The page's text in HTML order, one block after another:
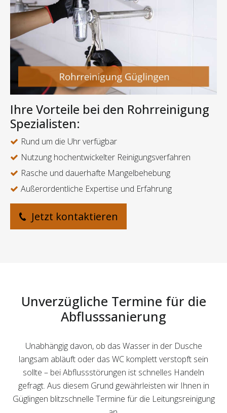
Ihre Vorteile bei den Rohrreinigung
Spezialisten:
Rund um die Uhr verfügbar
Nutzung hochentwickelter Reinigungsverfahren
Rasche und dauerhafte Mangelbehebung
Außerordentliche Expertise und Erfahrung
Jetzt kontaktieren
Unverzügliche Termine für die
Abflusssanierung
Unabhängig davon, ob das Wasser in der Dusche
langsam abläuft oder das WC komplett verstopft sein
sollte – bei Abflussstörungen ist schnelles Handeln
gefragt. Aus diesem Grund gewährleisten wir Ihnen in
Güglingen blitzschnelle Termine für die Leitungsreinigung